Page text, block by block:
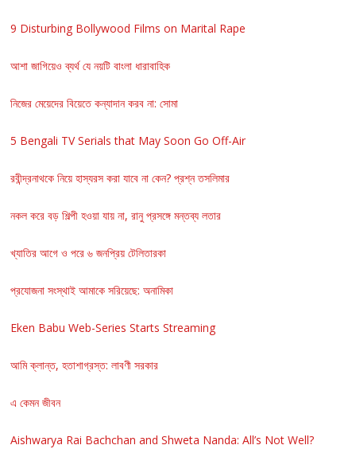
9 Disturbing Bollywood Films on Marital Rape
আশা জাগিয়েও ব্যর্থ যে নয়টি বাংলা ধারাবাহিক
নিজের মেয়েদের বিয়েতে কন্যাদান করব না: সোমা
5 Bengali TV Serials that May Soon Go Off-Air
রবীন্দ্রনাথকে নিয়ে হাস্যরস করা যাবে না কেন? প্রশ্ন তসলিমার
নকল করে বড় শিল্পী হওয়া যায় না, রানু প্রসঙ্গে মন্তব্য লতার
খ্যাতির আগে ও পরে ৬ জনপ্রিয় টেলিতারকা
প্রযোজনা সংস্থাই আমাকে সরিয়েছে: অনামিকা
Eken Babu Web-Series Starts Streaming
আমি ক্লান্ত, হতাশাগ্রস্ত: লাবণী সরকার
এ কেমন জীবন
Aishwarya Rai Bachchan and Shweta Nanda: All’s Not Well?